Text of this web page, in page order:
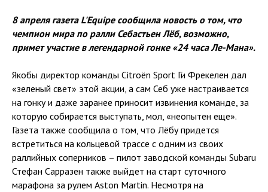
8 апреля газета L'Equipe сообщила новость о том, что
чемпион мира по ралли Себастьен Лёб, возможно,
примет участие в легендарной гонке «24 часа Ле-Мана».
Якобы директор команды Citroën Sport Ги Фрекелен дал
«зеленый свет» этой акции, а сам Себ уже настраивается
на гонку и даже заранее приносит извинения команде, за
которую собирается выступать, мол, «неопытен еще».
Газета также сообщила о том, что Лёбу придется
встретиться на кольцевой трассе с одним из своих
раллийных соперников – пилот заводской команды Subaru
Стефан Сарразен также выйдет на старт суточного
марафона за рулем Aston Martin. Несмотря на